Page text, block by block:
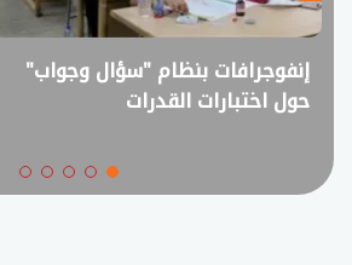
إنفوجرافات بنظام "سؤال وجواب"
حول اختبارات القدرات